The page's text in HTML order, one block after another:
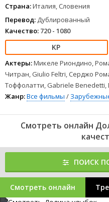
Страна:Италия, Словения
Перевод: Дублированный
Качество: 720 - 1080
Актеры:Микеле Риондино,
Читран, Giulio Feltri, Серджо
Тоффолатти, Gabriele
Жанр:Все фильмы /
Смотреть онлайн
ПОИСК
Смотреть онлайн